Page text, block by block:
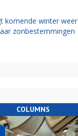
komende winter weer
zonbestemmingen
COLUMNS